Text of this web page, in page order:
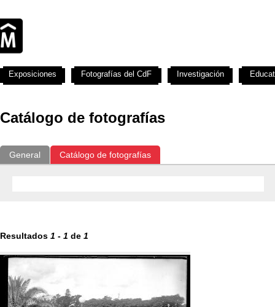
Catálogo de fotografías
General Catálogo de fotografías
Resultados 1 - 1 de 1
Exposiciones Fotografías del CdF Investigación